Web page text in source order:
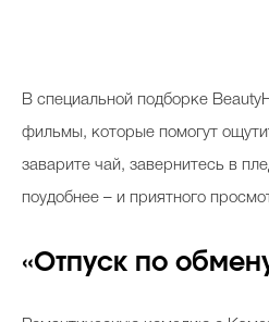
В специальной подборке
фильмы, которые помогут
заварите чай, завернитесь в
поудобнее – и приятного
«Отпуск по